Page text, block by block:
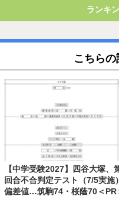
ランキ
こちら
【中学受験2027】四谷大塚、
回合不合判定テスト（7/5実施）
偏差値…筑駒74・桜蔭70＜PR